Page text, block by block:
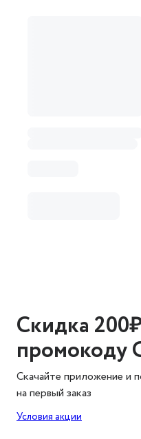
Скидка
промокоду
Скачайте приложение и
на первый заказ
Условия акции